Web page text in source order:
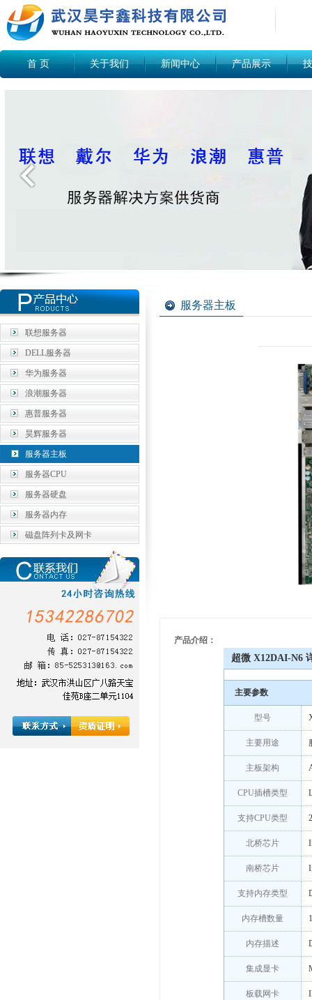
首 页 关于我们 新闻中心 产品展示
联想服务器
DELL服务器
华为服务器
浪潮服务器
惠普服务器
昊辉服务器
服务器主板
服务器CPU
服务器硬盘
服务器内存
磁盘阵列卡及网卡
服务器主板
产品介绍：
超微 X12DAI-N6
主要参数
型号
主要用途
主板架构
CPU插槽类型
支持CPU类型
北桥芯片
南桥芯片
支持内存类型
内存槽数量
内存描述
集成显卡
板载网卡